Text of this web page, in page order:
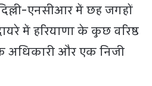
एनसीआर में छह जगहों
में हरियाणा के कुछ वरिष्ठ
अधिकारी और एक निजी